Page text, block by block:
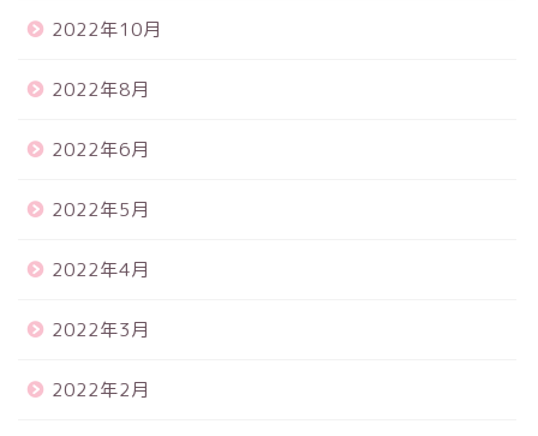
2022年10月
2022年8月
2022年6月
2022年5月
2022年4月
2022年3月
2022年2月